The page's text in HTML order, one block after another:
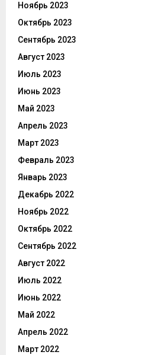
Ноябрь 2023
Октябрь 2023
Сентябрь 2023
Август 2023
Июль 2023
Июнь 2023
Май 2023
Апрель 2023
Март 2023
Февраль 2023
Январь 2023
Декабрь 2022
Ноябрь 2022
Октябрь 2022
Сентябрь 2022
Август 2022
Июль 2022
Июнь 2022
Май 2022
Апрель 2022
Март 2022